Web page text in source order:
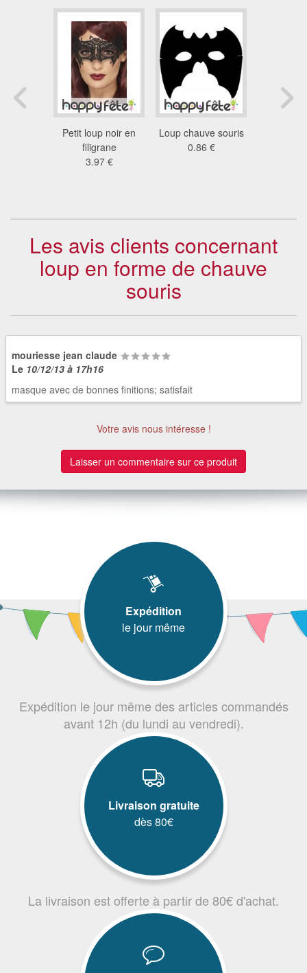
Petit loup noir en
filigrane
3.97 €
Loup chauve souris
0.86 €
Les avis clients concernant
loup en forme de chauve
souris
mouriesse jean claude
Le 10/12/13 à 17h16
masque avec de bonnes finitions; satisfait
Votre avis nous intéresse !
Laisser un commentaire sur ce produit
Expédition
le jour même
Expédition le jour même des articles commandés
avant 12h (du lundi au vendredi).
Livraison gratuite
dès 80€
La livraison est offerte à partir de 80€ d'achat.